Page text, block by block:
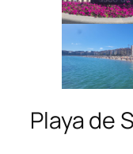
Playa de